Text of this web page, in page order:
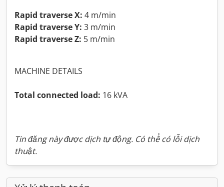
Rapid traverse X: 4 m/min
Rapid traverse Y: 3 m/min
Rapid traverse Z: 5 m/min
MACHINE DETAILS
Total connected load: 16 kVA
Tin đăng này được dịch tự động. Có thể có lỗi dịch
thuật.